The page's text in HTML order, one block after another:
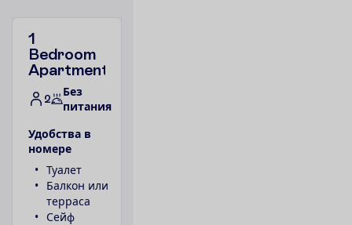
1
Bedroom
Apartment
2
Без
питания
Удобства в
номере
Туалет
Балкон или
терраса
Сейф